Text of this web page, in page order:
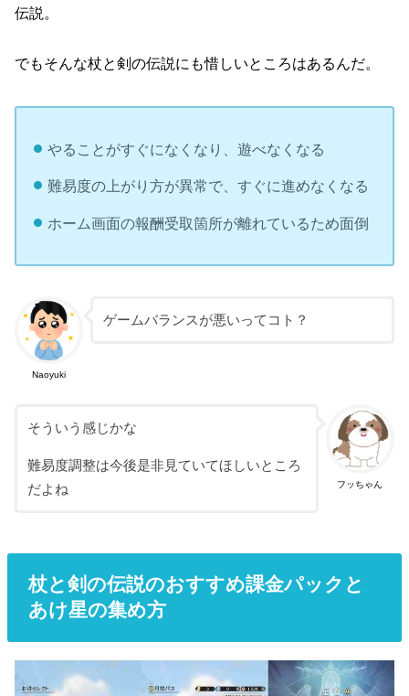
伝説。
でもそんな杖と剣の伝説にも惜しいところはあるんだ。
やることがすぐになくなり、遊べなくなる
難易度の上がり方が異常で、すぐに進めなくなる
ホーム画面の報酬受取箇所が離れているため面倒
Naoyuki
ゲームバランスが悪いってコト？
フッちゃん
そういう感じかな
難易度調整は今後是非見ていてほしいところ
だよね
杖と剣の伝説のおすすめ課金パックと
あけ星の集め方